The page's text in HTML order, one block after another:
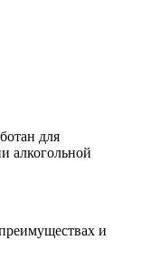
для
алкогольной
и